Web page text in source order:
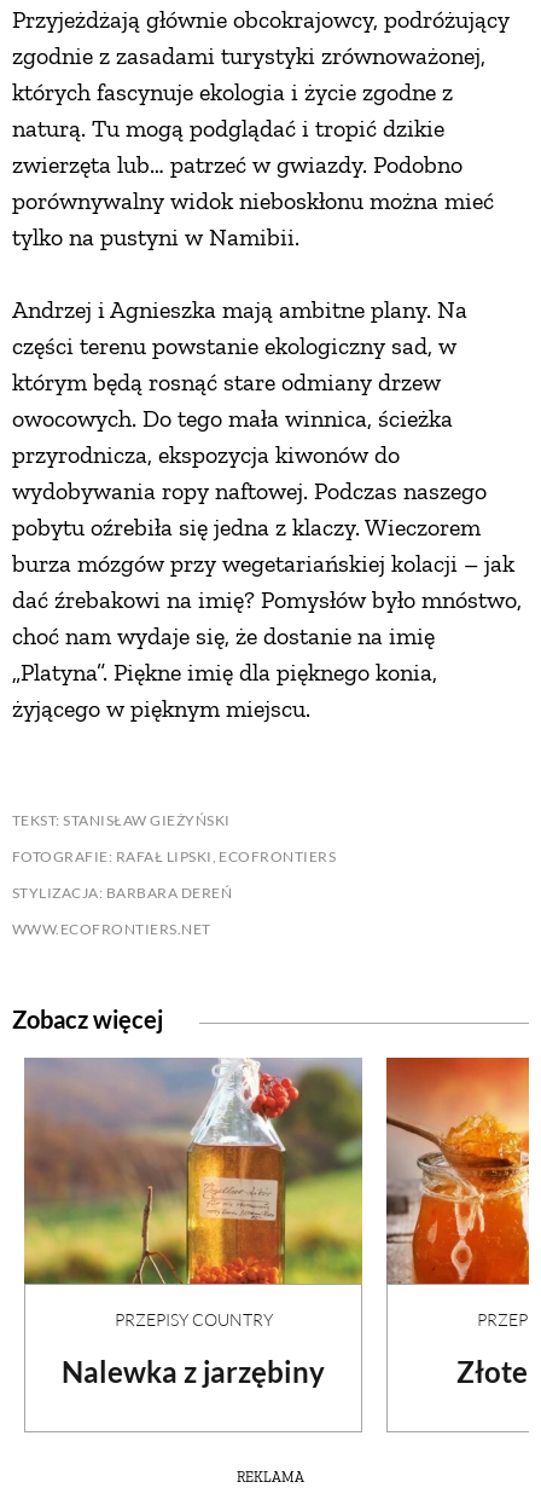
Przyjeżdżają głównie obcokrajowcy, podróżujący
zgodnie z zasadami turystyki zrównoważonej,
których fascynuje ekologia i życie zgodne z
naturą. Tu mogą podglądać i tropić dzikie
zwierzęta lub… patrzeć w gwiazdy. Podobno
porównywalny widok nieboskłonu można mieć
tylko na pustyni w Namibii.
Andrzej i Agnieszka mają ambitne plany. Na
części terenu powstanie ekologiczny sad, w
którym będą rosnąć stare odmiany drzew
owocowych. Do tego mała winnica, ścieżka
przyrodnicza, ekspozycja kiwonów do
wydobywania ropy naftowej. Podczas naszego
pobytu oźrebiła się jedna z klaczy. Wieczorem
burza mózgów przy wegetariańskiej kolacji – jak
dać źrebakowi na imię? Pomysłów było mnóstwo,
choć nam wydaje się, że dostanie na imię
„Platyna”. Piękne imię dla pięknego konia,
żyjącego w pięknym miejscu.
TEKST: STANISŁAW GIEŻYŃSKI
FOTOGRAFIE: RAFAŁ LIPSKI, ECOFRONTIERS
STYLIZACJA: BARBARA DEREŃ
WWW.ECOFRONTIERS.NET
Zobacz więcej
PRZEPISY COUNTRY
Nalewka z jarzębiny Złote
REKLAMA